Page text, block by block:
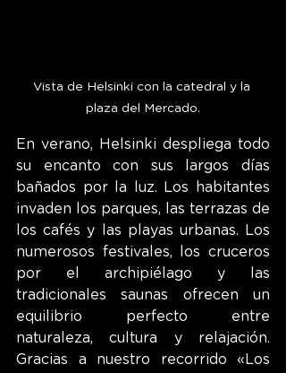
Vista de Helsinki con la catedral y la
plaza del Mercado.
En verano, Helsinki despliega todo
su encanto con sus largos días
bañados por la luz. Los habitantes
invaden los parques, las terrazas de
los cafés y las playas urbanas. Los
numerosos festivales, los cruceros
por el archipiélago y las
tradicionales saunas ofrecen un
equilibrio perfecto entre
naturaleza, cultura y relajación.
Gracias a nuestro recorrido «Los